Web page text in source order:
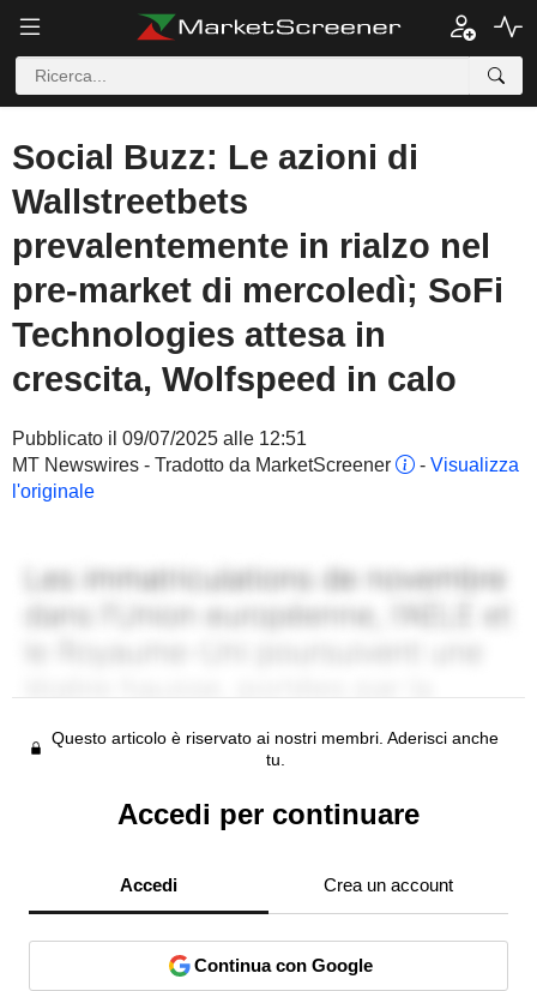
Social Buzz: Le azioni di
Wallstreetbets
prevalentemente in rialzo nel
pre-market di mercoledì; SoFi
Technologies attesa in
crescita, Wolfspeed in calo
Pubblicato il 09/07/2025 alle 12:51
MT Newswires - Tradotto da MarketScreener
- Visualizza
l'originale
Questo articolo è riservato ai nostri membri. Aderisci anche
tu.
Accedi per continuare
Accedi Crea un account
Continua con Google